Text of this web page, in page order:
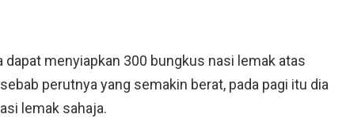
dapat menyiapkan 300 bungkus nasi lemak atas
perutnya yang semakin berat, pada pagi itu dia
lemak sahaja.